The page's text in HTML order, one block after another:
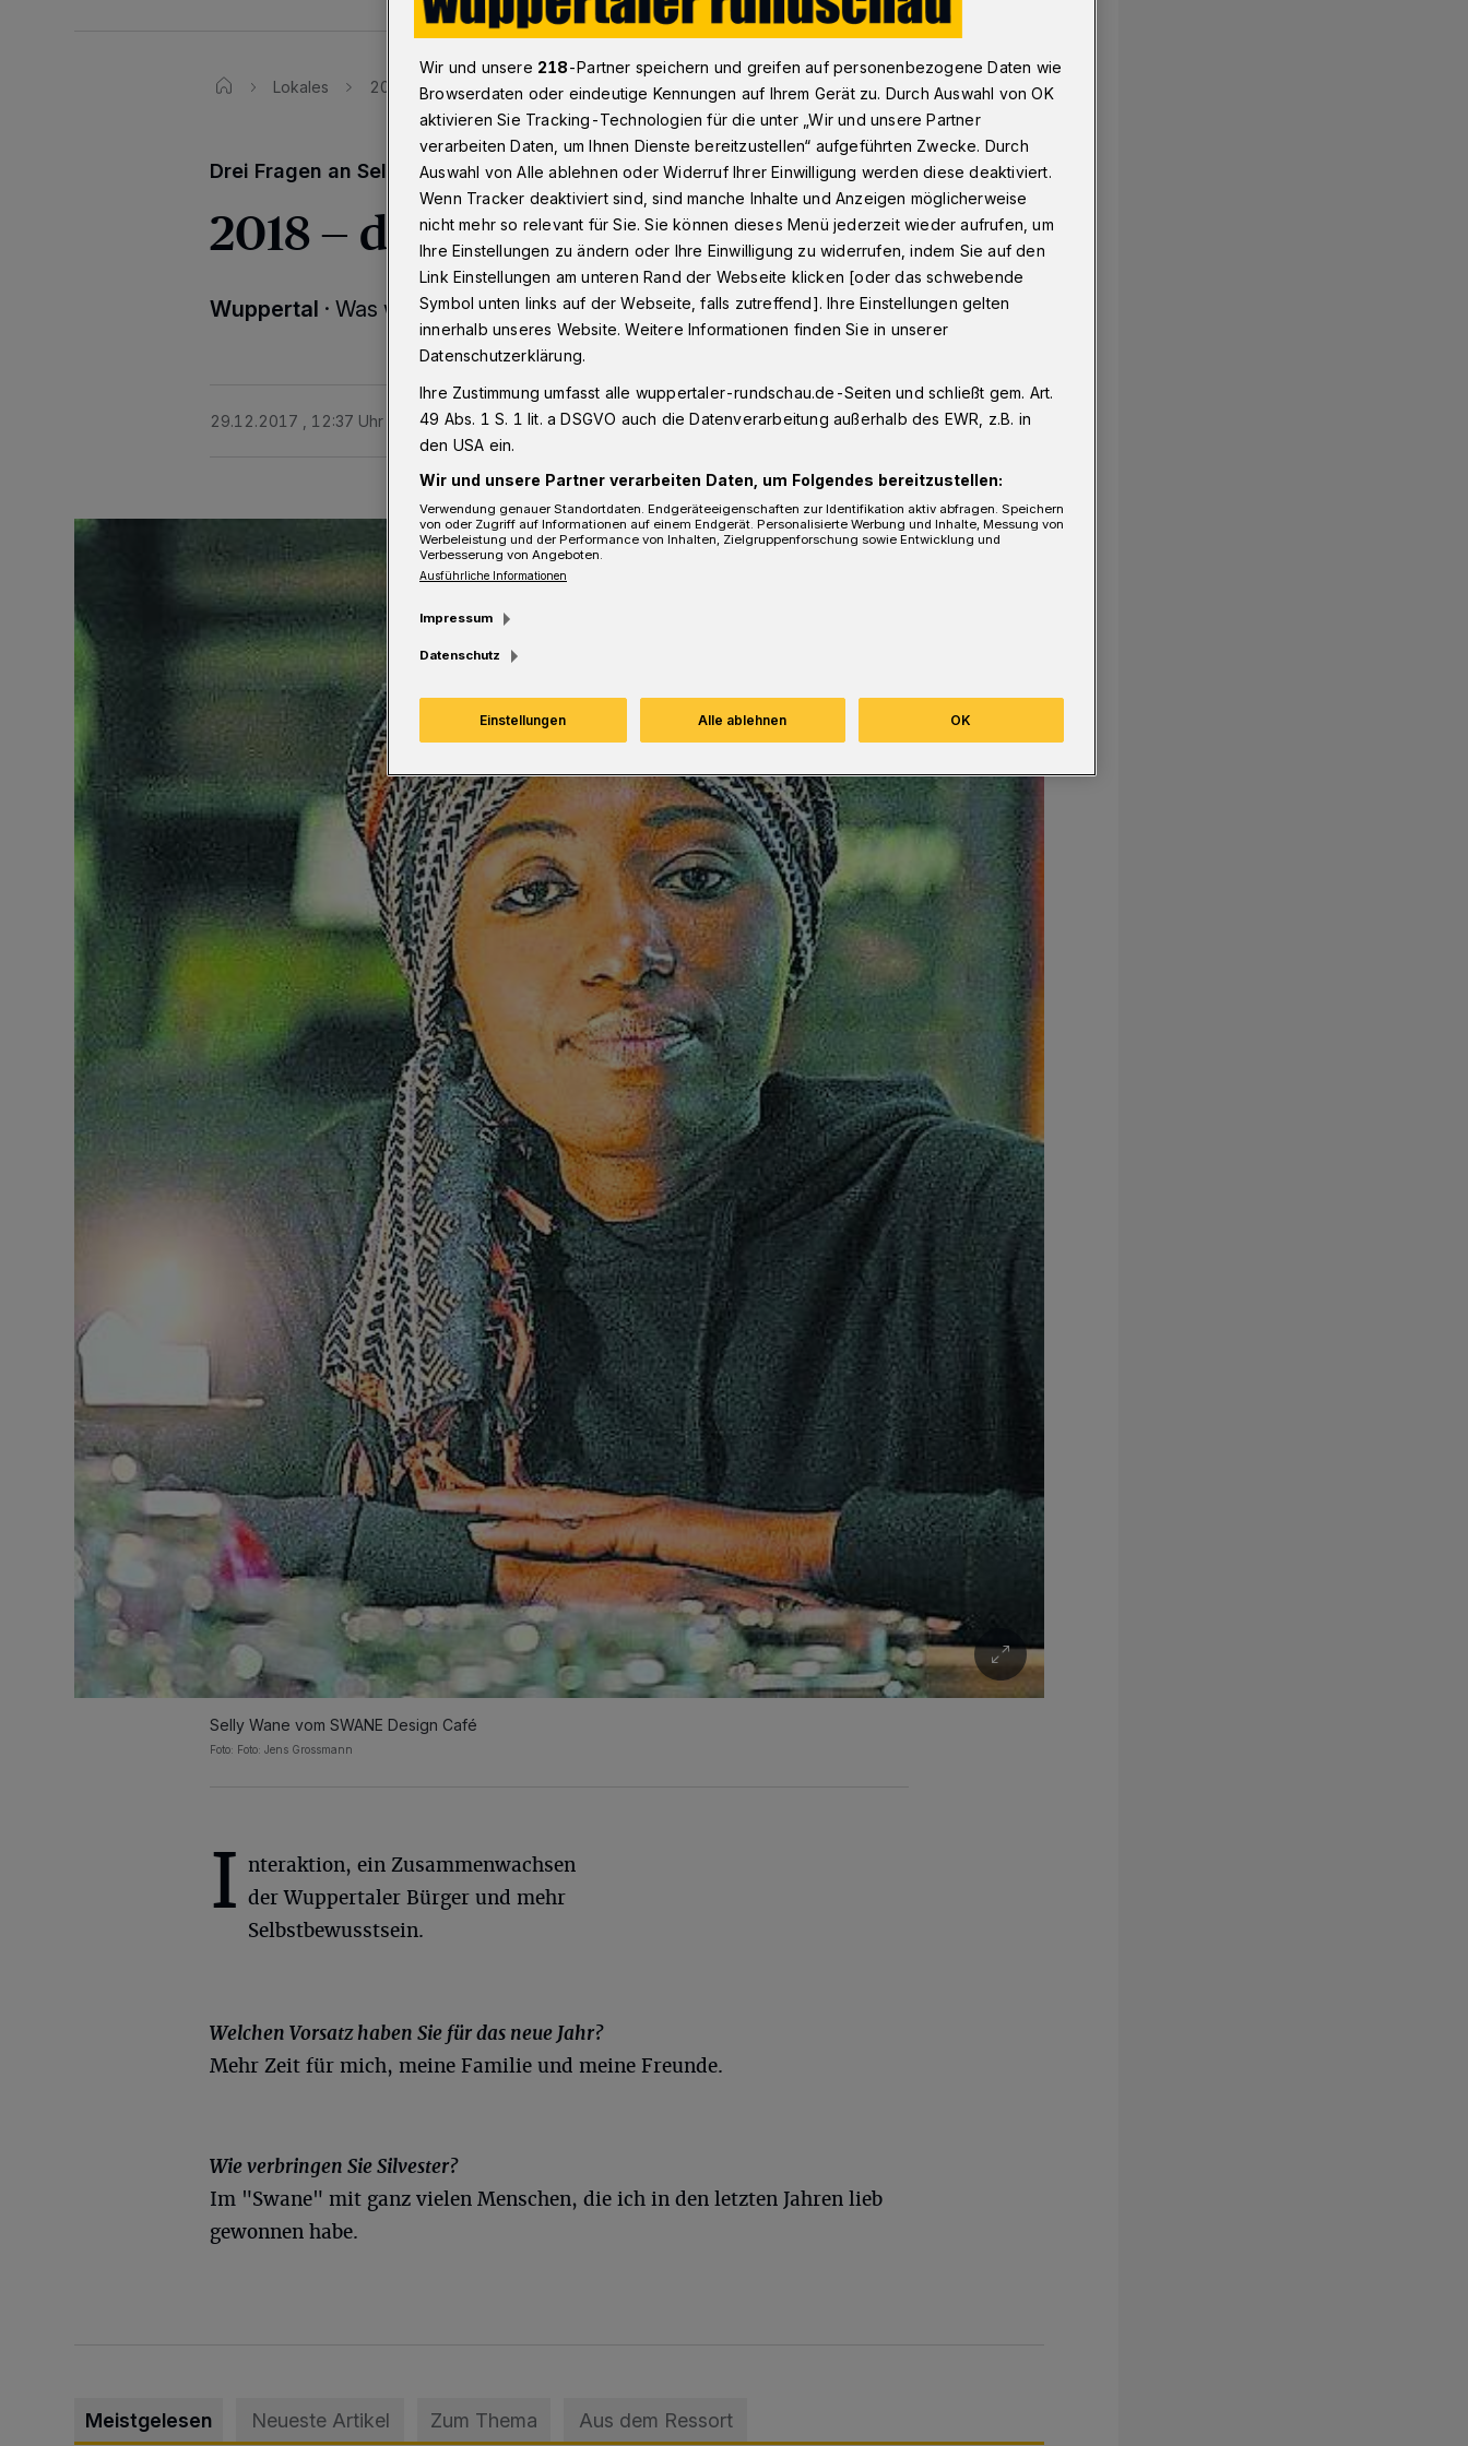
Lokales 2018 — das wünschen wir uns
Drei Fragen an Selly Wane, Luisenstraßen-Gastronomin
2018 — das wünschen wir uns
Wuppertal · Was wünschen Sie Wuppertal für 2018?
29.12.2017 , 12:37 Uhr Eine Minute Lesezeit
Selly Wane vom SWANE Design Café
Foto: Foto: Jens Grossmann
I nteraktion, ein Zusammenwachsen
der Wuppertaler Bürger und mehr
Selbstbewusstsein.
Welchen Vorsatz haben Sie für das neue Jahr?
Mehr Zeit für mich, meine Familie und meine Freunde.
Wie verbringen Sie Silvester?
Im "Swane" mit ganz vielen Menschen, die ich in den letzten Jahren lieb
gewonnen habe.
Meistgelesen Neueste Artikel Zum Thema Aus dem Ressort
Wir und unsere 218-Partner speichern und greifen auf personenbezogene Daten wie
Browserdaten oder eindeutige Kennungen auf Ihrem Gerät zu. Durch Auswahl von OK
aktivieren Sie Tracking-Technologien für die unter „Wir und unsere Partner
verarbeiten Daten, um Ihnen Dienste bereitzustellen“ aufgeführten Zwecke. Durch
Auswahl von Alle ablehnen oder Widerruf Ihrer Einwilligung werden diese deaktiviert.
Wenn Tracker deaktiviert sind, sind manche Inhalte und Anzeigen möglicherweise
nicht mehr so relevant für Sie. Sie können dieses Menü jederzeit wieder aufrufen, um
Ihre Einstellungen zu ändern oder Ihre Einwilligung zu widerrufen, indem Sie auf den
Link Einstellungen am unteren Rand der Webseite klicken [oder das schwebende
Symbol unten links auf der Webseite, falls zutreffend]. Ihre Einstellungen gelten
innerhalb unseres Website. Weitere Informationen finden Sie in unserer
Datenschutzerklärung.
Ihre Zustimmung umfasst alle wuppertaler-rundschau.de-Seiten und schließt gem. Art.
49 Abs. 1 S. 1 lit. a DSGVO auch die Datenverarbeitung außerhalb des EWR, z.B. in
den USA ein.
Wir und unsere Partner verarbeiten Daten, um Folgendes bereitzustellen:
Verwendung genauer Standortdaten. Endgeräteeigenschaften zur Identifikation aktiv abfragen. Speichern
von oder Zugriff auf Informationen auf einem Endgerät. Personalisierte Werbung und Inhalte, Messung von
Werbeleistung und der Performance von Inhalten, Zielgruppenforschung sowie Entwicklung und
Verbesserung von Angeboten.
Ausführliche Informationen
Impressum
Datenschutz
Einstellungen Alle ablehnen OK